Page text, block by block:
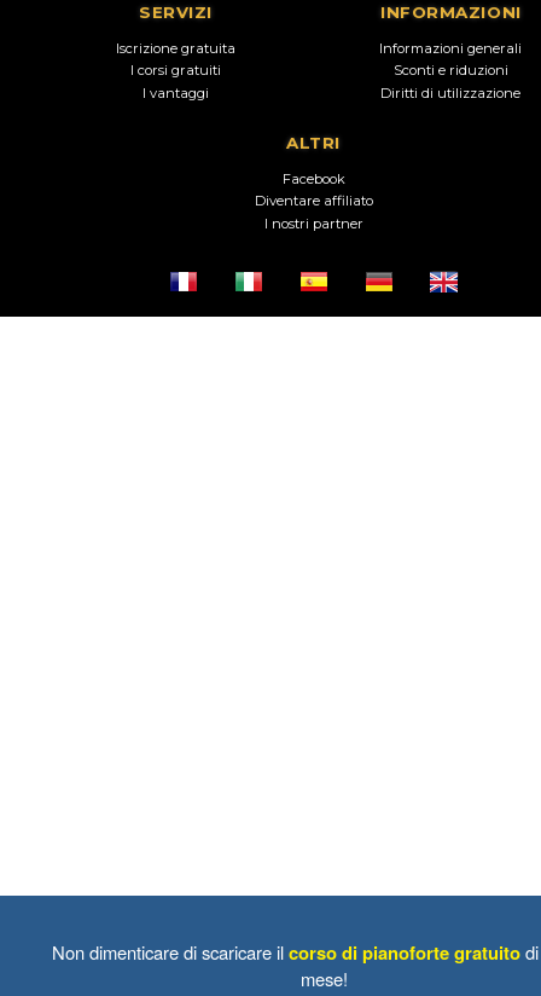
SERVIZI
Iscrizione gratuita
I corsi gratuiti
I vantaggi
INFORMAZIONI
Informazioni generali
Sconti e riduzioni
Diritti di utilizzazione
ALTRI
Facebook
Diventare affiliato
I nostri partner
Non dimenticare di scaricare ilcorso di pianoforte gratuito
mese!